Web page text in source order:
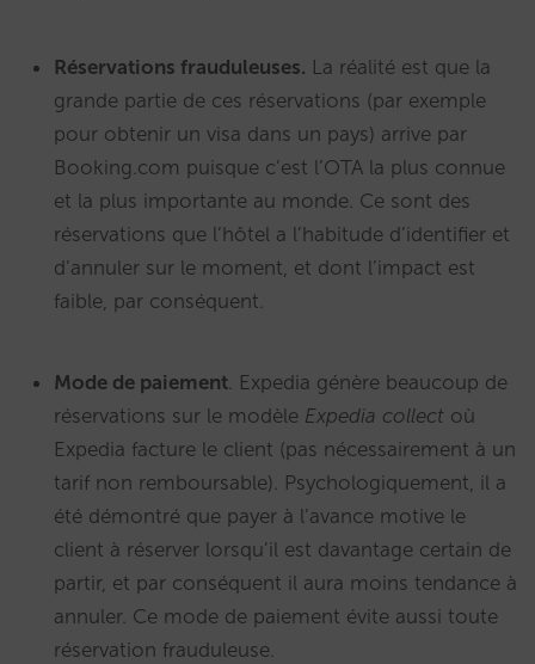
Réservations frauduleuses. La réalité est que la
grande partie de ces réservations (par exemple
pour obtenir un visa dans un pays) arrive par
Booking.com puisque c’est l’OTA la plus connue
et la plus importante au monde. Ce sont des
réservations que l’hôtel a l’habitude d’identifier et
d’annuler sur le moment, et dont l’impact est
faible, par conséquent.
Mode de paiement. Expedia génère beaucoup de
réservations sur le modèle Expedia collect où
Expedia facture le client (pas nécessairement à un
tarif non remboursable). Psychologiquement, il a
été démontré que payer à l’avance motive le
client à réserver lorsqu’il est davantage certain de
partir, et par conséquent il aura moins tendance à
annuler. Ce mode de paiement évite aussi toute
réservation frauduleuse.